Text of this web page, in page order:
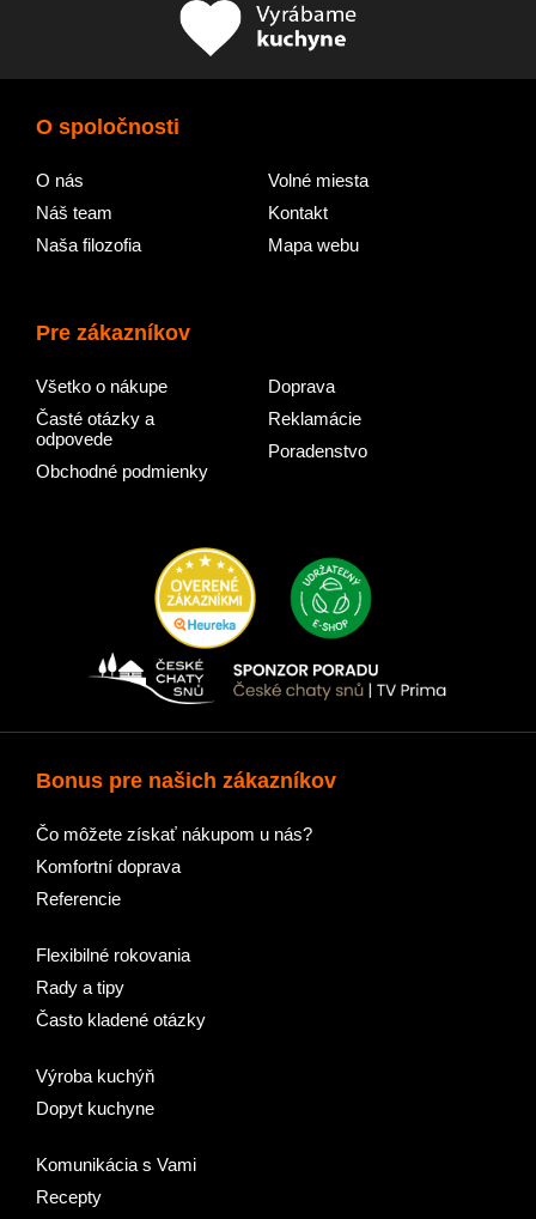
O spoločnosti
O nás
Náš team
Naša filozofia
Volné miesta
Kontakt
Mapa webu
Pre zákazníkov
Všetko o nákupe
Časté otázky a
odpovede
Obchodné podmienky
Doprava
Reklamácie
Poradenstvo
Bonus pre našich zákazníkov
Čo môžete získať nákupom u nás?
Komfortní doprava
Referencie
Flexibilné rokovania
Rady a tipy
Často kladené otázky
Výroba kuchýň
Dopyt kuchyne
Komunikácia s Vami
Recepty